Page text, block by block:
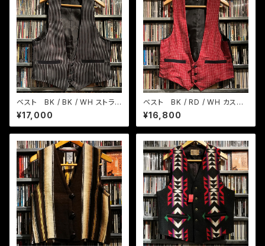
ベスト BK / BK / WH ストライ
プ
¥17,000
ベスト BK / RD / WH カスリ
織りチェック
¥16,800